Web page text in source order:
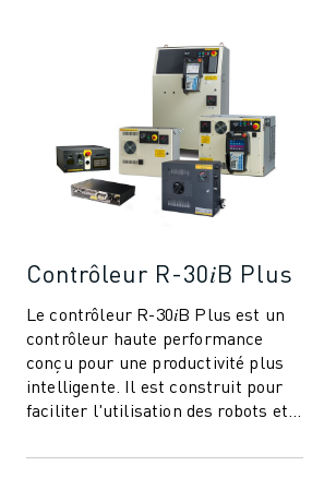
Contrôleur R-30𝑖B Plus
Le contrôleur R-30𝑖B Plus est un
contrôleur haute performance
conçu pour une productivité plus
intelligente. Il est construit pour
faciliter l'utilisation des robots et